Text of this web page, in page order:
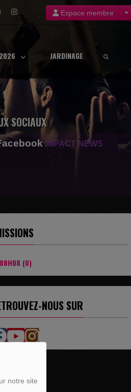
notre site
Espace membre
JARDINAGE
SOCIAUX
IMPACT NEWS
08H08 (0)
NOUS SUR